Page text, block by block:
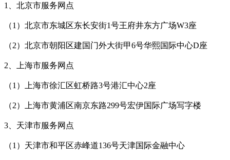
1、北京市服务网点
（1）北京市东城区东长安街1号王府井东方广场W3座
（2）北京市朝阳区建国门外大街甲6号华熙国际中心D座
2、上海市服务网点
（1）上海市徐汇区虹桥路3号港汇中心2座
（2）上海市黄浦区南京东路299号宏伊国际广场写字楼
3、天津市服务网点
（1）天津市和平区赤峰道136号天津国际金融中心